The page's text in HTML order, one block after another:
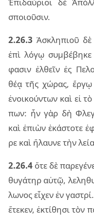
Ἐπι­δαύ­ριοι δὲ
σποιοῦ­σιν.
2.26.3 Ἀσκλη­πιοῦ δὲ
ἐπὶ λόγῳ συμ­βέ­βη­κε
φα­σιν ἐλ­θεῖν ἐς
θέᾳ τῆς χώ­ρας,
ἐνοι­κούν­των καὶ εἰ
πων: ἦν γὰρ δὴ
καὶ ἐπιὼν ἑκά­στο­τε
ρε καὶ ἤλαυ­νε τὴν
2.26.4 ὅτε δὲ
θυ­γά­τηρ αὐτῷ,
λω­νος εἶ­χεν ἐν
ἔτε­κεν, ἐκτί­θη­σι τὸν